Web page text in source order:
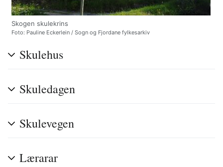
Skogen skulekrins
Foto: Pauline Eckerlein / Sogn og Fjordane fylkesarkiv
Skulehus
Skuledagen
Skulevegen
Lærarar